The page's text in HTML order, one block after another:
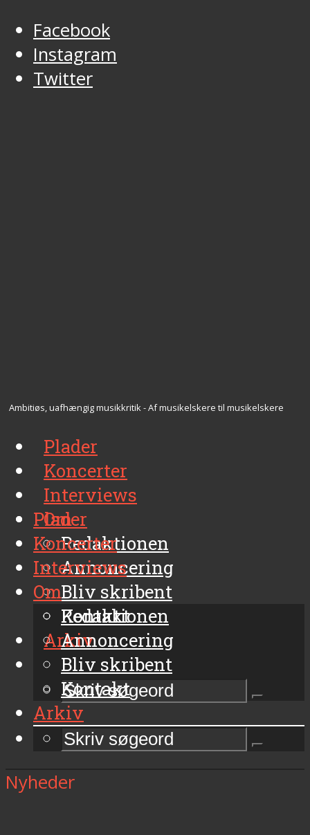
Facebook
Instagram
Twitter
Ambitiøs, uafhængig musikkritik - Af musikelskere til musikelskere
Plader
Koncerter
Interviews
Om
Redaktionen
Annoncering
Bliv skribent
Kontakt
Arkiv
Plader
Koncerter
Interviews
Om
Redaktionen
Annoncering
Bliv skribent
Kontakt
Arkiv
Nyheder